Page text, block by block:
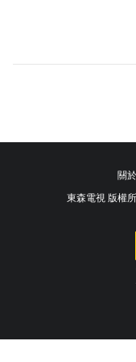
關
東森電視 版權